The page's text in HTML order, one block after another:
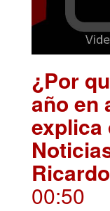
¿Por
año en
explica
00:50